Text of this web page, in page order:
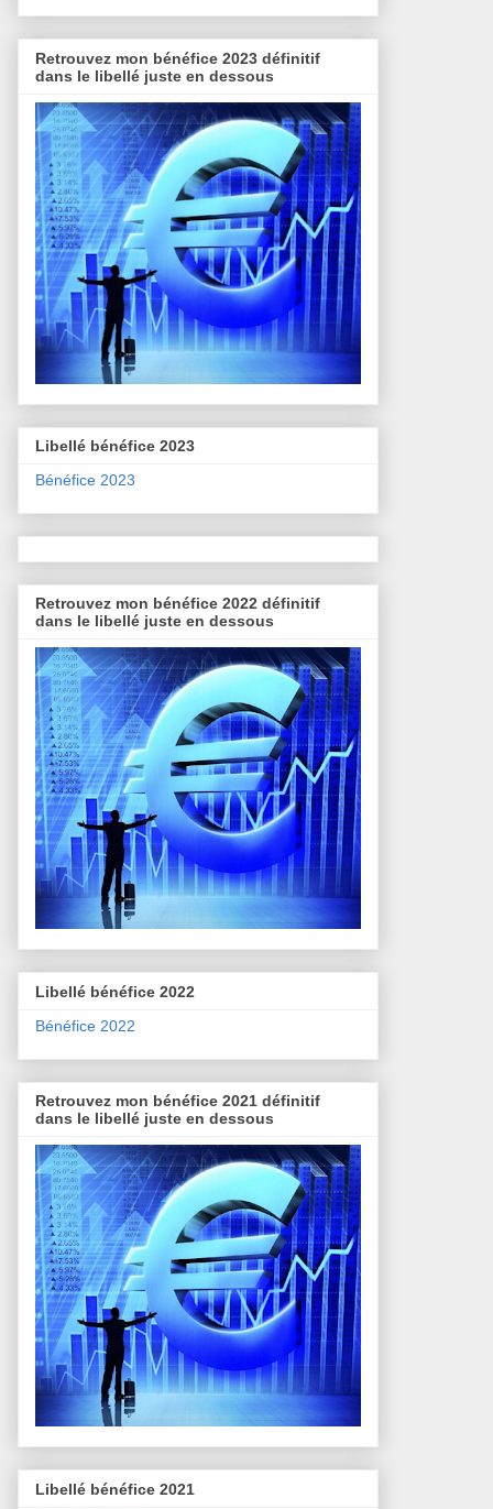
Retrouvez mon bénéfice 2023 définitif
dans le libellé juste en dessous
Libellé bénéfice 2023
Bénéfice 2023
Retrouvez mon bénéfice 2022 définitif
dans le libellé juste en dessous
Libellé bénéfice 2022
Bénéfice 2022
Retrouvez mon bénéfice 2021 définitif
dans le libellé juste en dessous
Libellé bénéfice 2021